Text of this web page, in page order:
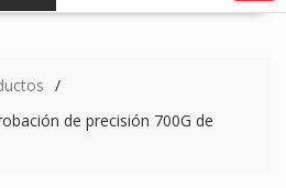
de precisión 700G de